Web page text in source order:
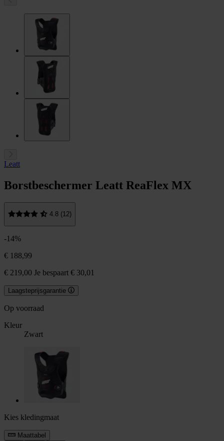
Leatt
Borstbeschermer Leatt ReaFlex MX
4.8 (12)
-14%
€ 188,99
€ 219,00 Je bespaart € 30,01
Laagsteprijsgarantie
Op voorraad
Kleur
Zwart
Kies kledingmaat
Maattabel